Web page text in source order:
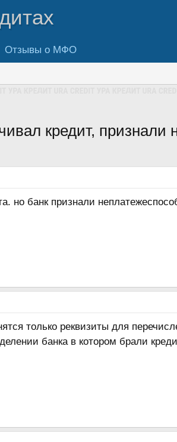
Отзывы о МФО
кредит,
но банк признали
только реквизиты для
банка в котором брали